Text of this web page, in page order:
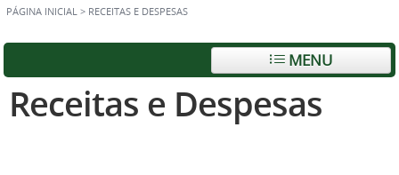
PÁGINA INICIAL > RECEITAS E DESPESAS
MENU
Receitas e Despesas